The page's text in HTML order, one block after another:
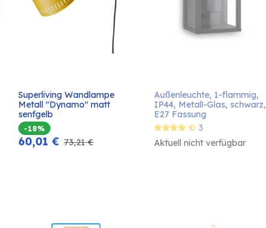
In den
Warenkorb
Superliving Wandlampe
Metall "Dynamo" matt
senfgelb
-18%
60,01 € 73,21€
Außenleuchte, 1-flammig,
IP44, Metall-Glas, schwarz,
E27 Fassung
3
Aktuell nicht verfügbar